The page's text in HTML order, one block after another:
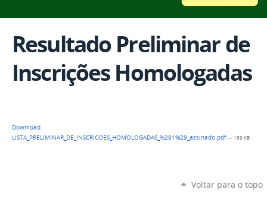
Resultado Preliminar de
Inscrições Homologadas
Download
LISTA_PRELIMINAR_DE_INSCRICOES_HOMOLOGADAS_%281%29_assinado.pdf— 139 KB
Voltar para o topo